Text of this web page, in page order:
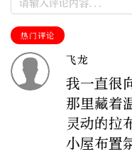
热门评论
飞龙
我一直很
那里藏着
灵动的拉
小屋布置